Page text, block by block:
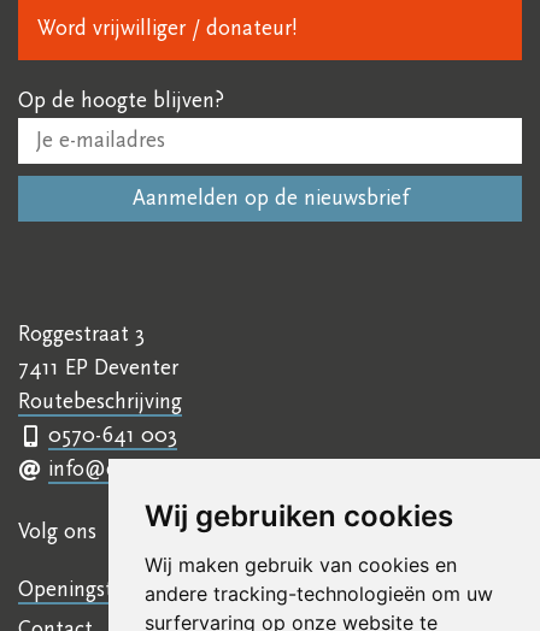
Wij gebruiken cookies
Wij maken gebruik van cookies en
andere tracking-technologieën om uw
surfervaring op onze website te
Word vrijwilliger / donateur!
Op de hoogte blijven?
Roggestraat 3
7411 EP Deventer
Routebeschrijving
0570-641 003
info@ettyhillesumcentrum.nl
Volg ons
Openingstijden